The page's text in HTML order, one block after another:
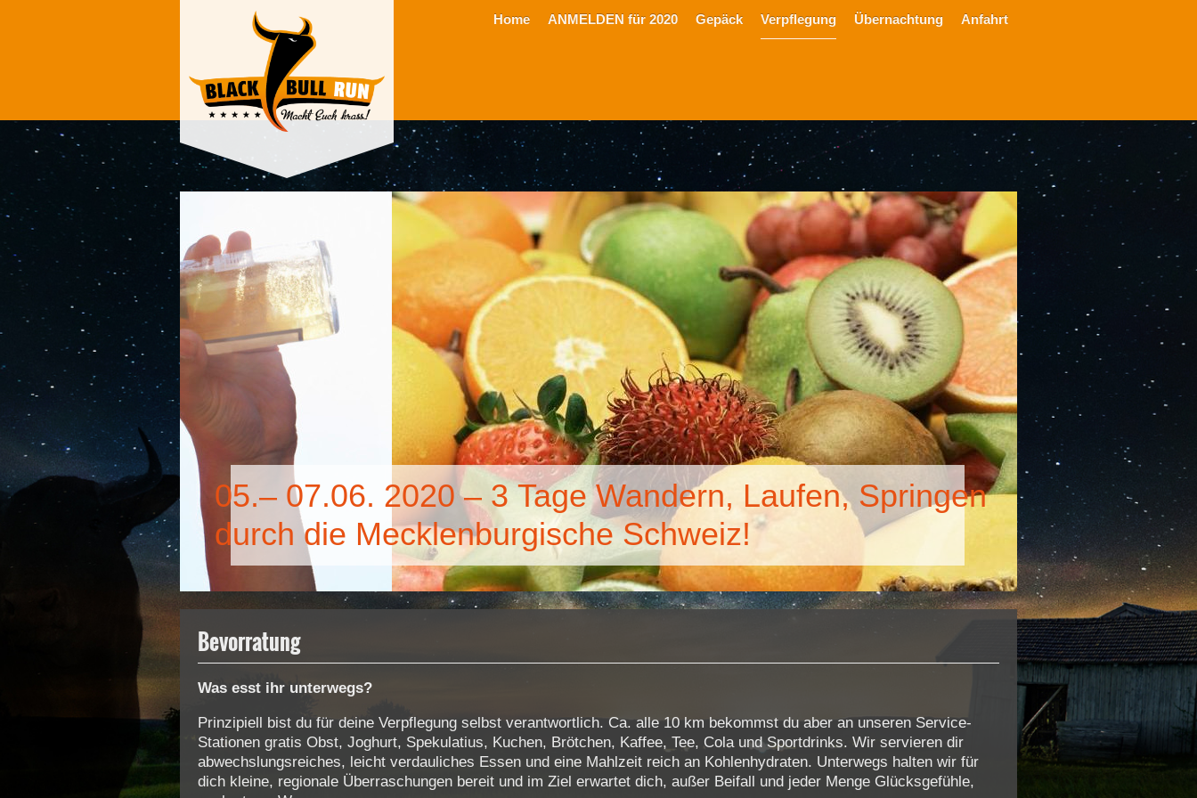
Home ANMELDEN für 2020 Gepäck Verpflegung Übernachtung Anfahrt
05.– 07.06. 2020 – 3 Tage Wandern, Laufen, Springen
durch die Mecklenburgische Schweiz!
Bevorratung
Was esst ihr unterwegs?
Prinzipiell bist du für deine Verpflegung selbst verantwortlich. Ca. alle 10 km bekommst du aber an unseren Service-
Stationen gratis Obst, Joghurt, Spekulatius, Kuchen, Brötchen, Kaffee, Tee, Cola und Sportdrinks. Wir servieren dir
abwechslungsreiches, leicht verdauliches Essen und eine Mahlzeit reich an Kohlenhydraten. Unterwegs halten wir für
dich kleine, regionale Überraschungen bereit und im Ziel erwartet dich, außer Beifall und jeder Menge Glücksgefühle,